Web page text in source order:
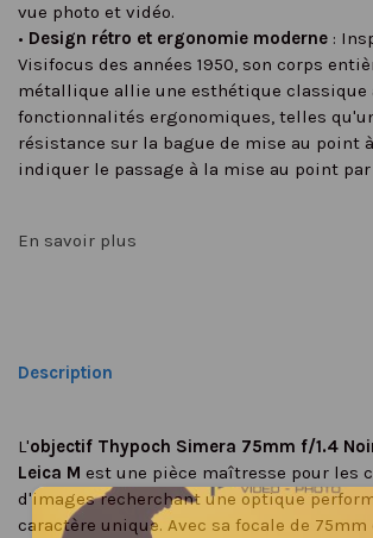
vue photo et vidéo.
• Design rétro et ergonomie moderne :
Visifocus des années 1950, son corps
métallique allie une esthétique classique
fonctionnalités ergonomiques, telles
résistance sur la bague de mise au point
indiquer le passage à la mise au point par
En savoir plus
Description
L'objectif Thypoch Simera 75mm f/1.4
Leica M est une pièce maîtresse pour les
d'images recherchant une optique
caractère unique. Avec sa focale de